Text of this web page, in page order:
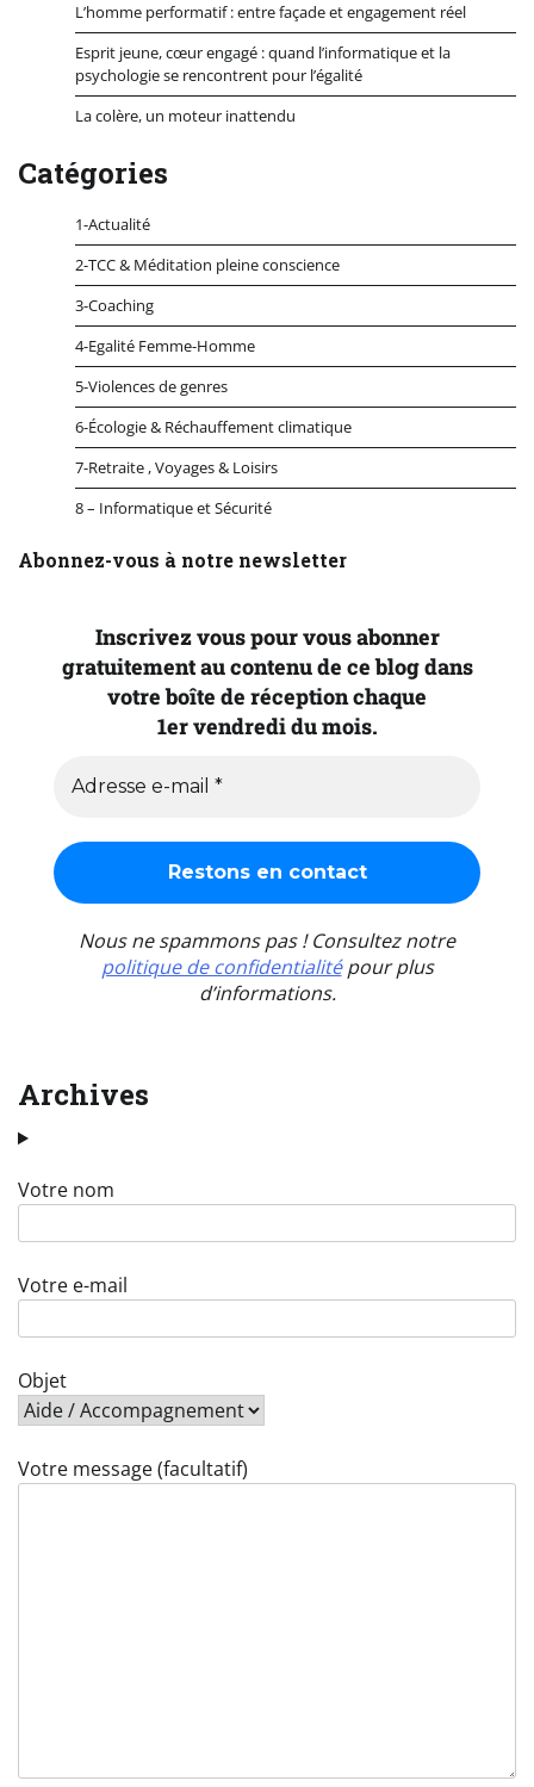
L’homme performatif : entre façade et engagement réel
Esprit jeune, cœur engagé : quand l’informatique et la
psychologie se rencontrent pour l’égalité
La colère, un moteur inattendu
Catégories
1-Actualité
2-TCC & Méditation pleine conscience
3-Coaching
4-Egalité Femme-Homme
5-Violences de genres
6-Écologie & Réchauffement climatique
7-Retraite , Voyages & Loisirs
8 – Informatique et Sécurité
Abonnez-vous à notre newsletter
Inscrivez vous pour vous abonner
gratuitement au contenu de ce blog dans
votre boîte de réception chaque
1er vendredi du mois.
Nous ne spammons pas ! Consultez notre
politique de confidentialitépour plus
d’informations.
Archives
Votre nom
Votre e-mail
Objet
Votre message (facultatif)